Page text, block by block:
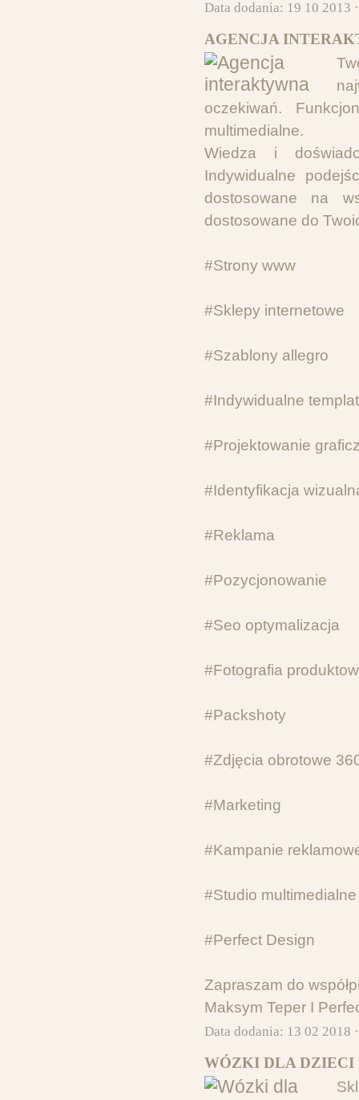
Data dodania: 19 10 2013
AGENCJA
oczekiwań.
multimedialne.
Wiedza i
Indywidualne
dostosowane na
dostosowane do
#Strony www
#Sklepy internetowe
#Szablony allegro
#Indywidualne
#Projektowanie
#Identyfikacja
#Reklama
#Pozycjonowanie
#Seo optymalizacja
#Fotografia
#Packshoty
#Zdjęcia obrotowe
#Marketing
#Kampanie
#Studio multimedialne
#Perfect Design
Zapraszam do
Maksym Teper I
Data dodania: 13 02 2018
WÓZKI DLA